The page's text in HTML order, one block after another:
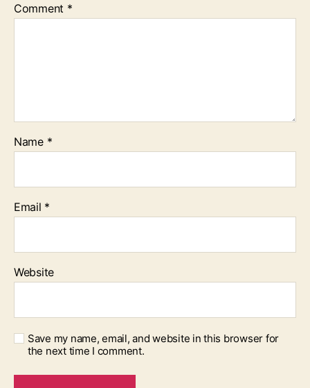
Comment *
Name *
Email *
Website
Save my name, email, and website in this browser for
the next time I comment.